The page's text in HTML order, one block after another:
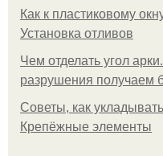
Как к пластиковому
Установка отливов
Чем отделать угол
разрушения получаем
Советы, как
Крепёжные элементы